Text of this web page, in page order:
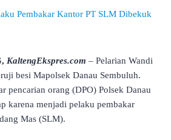
KaltengEkspres.com – Pelarian Wandi
besi Mapolsek Danau Sembuluh.
pencarian orang (DPO) Polsek Danau
karena menjadi pelaku pembakar
Mas (SLM).